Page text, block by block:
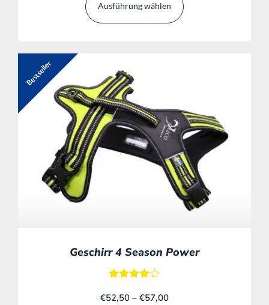
Ausführung wählen
Geschirr 4 Season Power
mit
€52,50 – €57,00
Bestseller